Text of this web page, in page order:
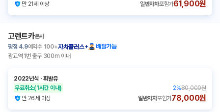
만 21세 이상
일반자차포함가61,900원
고렌트카본사
평점 4.9예약수 100+자차플러스+
배달가능
광교역 1번 출구 300m 이내
2022년식 ㆍ휘발유
무료취소(1시간 이내) 2%80,000원
만 26세 이상
일반자차포함가78,000원